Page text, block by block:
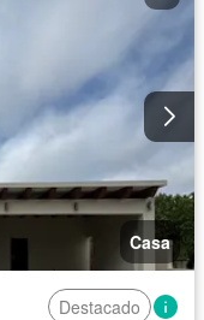
Casa
Destacado